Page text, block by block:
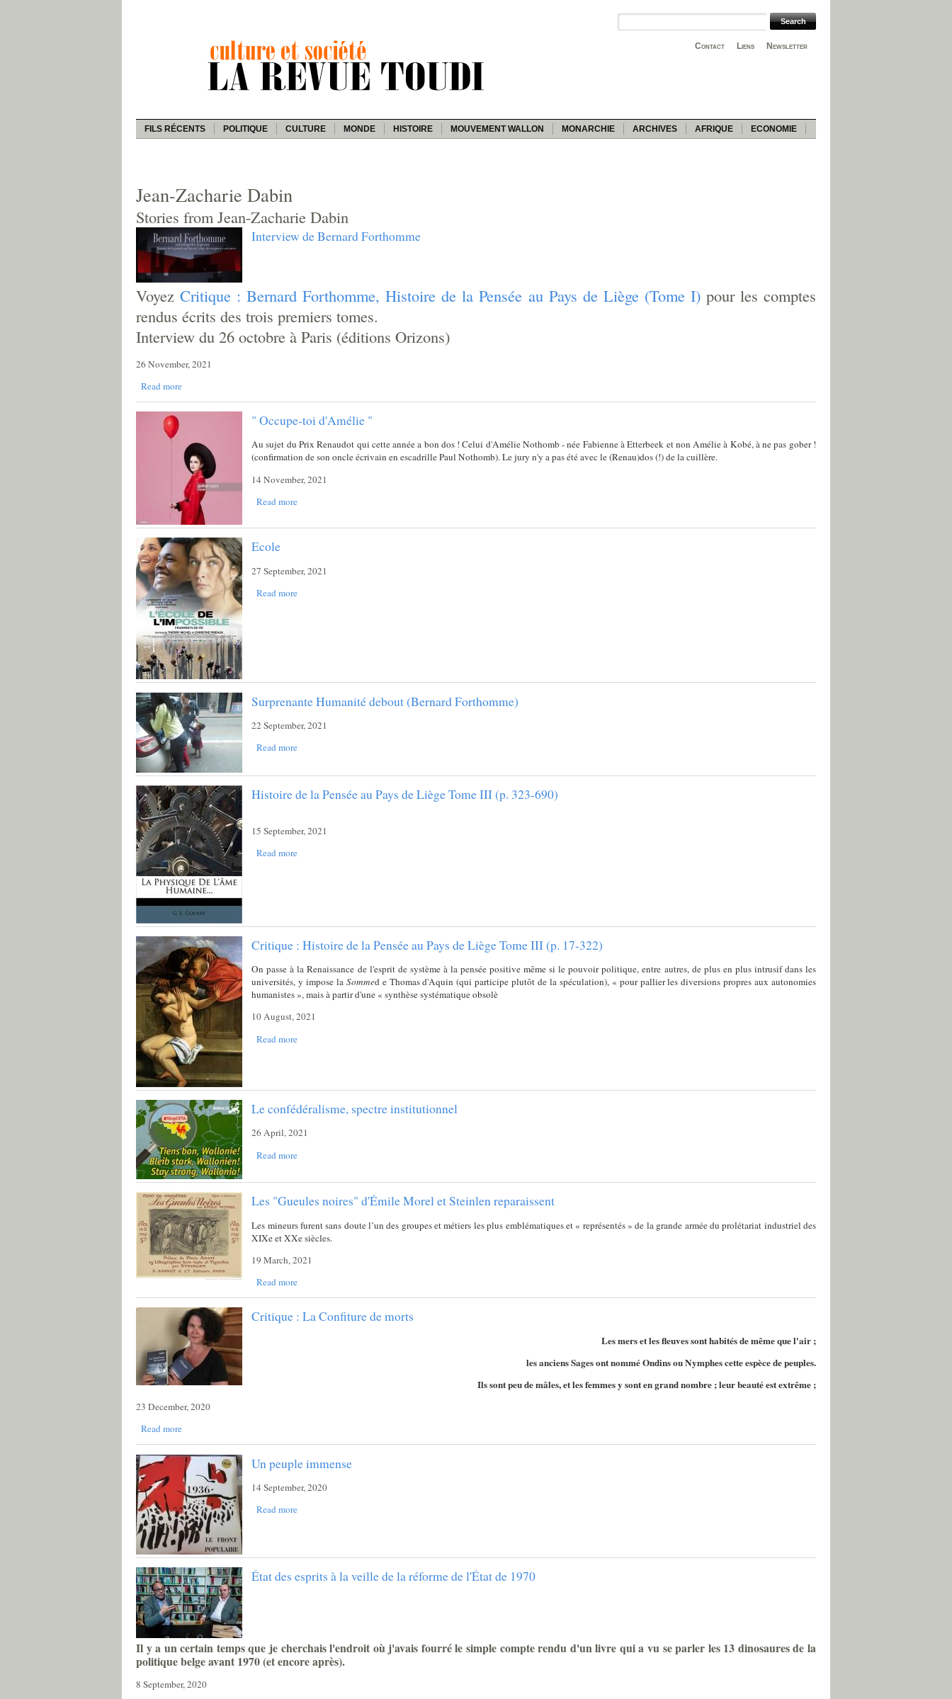
Newsletter
Liens
Contact
FILS RÉCENTS POLITIQUE CULTURE MONDE HISTOIRE MOUVEMENT WALLON MONARCHIE ARCHIVES AFRIQUE ECONOMIE
Jean-Zacharie Dabin
Stories from Jean-Zacharie Dabin
Interview de Bernard Forthomme
VoyezCritique : Bernard Forthomme, Histoire de la Pensée au Pays de Liège (Tome I)pour les comptes
rendus écrits des trois premiers tomes.
Interview du 26 octobre à Paris (éditions Orizons)
26 November, 2021
Read more
" Occupe-toi d'Amélie "
Au sujet du Prix Renaudot qui cette année a bon dos ! Celui d'Amélie Nothomb - née Fabienne à Etterbeek et non Amélie à Kobé, à ne pas gober !
(confirmation de son oncle écrivain en escadrille Paul Nothomb). Le jury n'y a pas été avec le (Renau)dos (!) de la cuillère.
14 November, 2021
Read more
Ecole
27 September, 2021
Read more
Surprenante Humanité debout (Bernard Forthomme)
22 September, 2021
Read more
Histoire de la Pensée au Pays de Liège Tome III (p. 323-690)
15 September, 2021
Read more
Critique : Histoire de la Pensée au Pays de Liège Tome III (p. 17-322)
On passe à la Renaissance de l'esprit de système à la pensée positive même si le pouvoir politique, entre autres, de plus en plus intrusif dans les
universités, y impose la Sommed e Thomas d'Aquin (qui participe plutôt de la spéculation), « pour pallier les diversions propres aux autonomies
humanistes », mais à partir d'une « synthèse systématique obsolè
10 August, 2021
Read more
Le confédéralisme, spectre institutionnel
26 April, 2021
Read more
Les "Gueules noires" d'Émile Morel et Steinlen reparaissent
Les mineurs furent sans doute l’un des groupes et métiers les plus emblématiques et « représentés » de la grande armée du prolétariat industriel des
XIXe et XXe siècles.
19 March, 2021
Read more
Critique : La Confiture de morts
Les mers et les fleuves sont habités de même que l'air ;
les anciens Sages ont nommé Ondins ou Nymphes cette espèce de peuples.
Ils sont peu de mâles, et les femmesy sont en grand nombre ; leur beauté est extrême ;
23 December, 2020
Read more
Un peuple immense
14 September, 2020
Read more
État des esprits à la veille de la réforme de l'État de 1970
Il y a un certain temps que je cherchais l'endroit où j'avais fourré le simple compte rendu d'un livre qui a vu se parler les 13 dinosaures de la
politique belge avant 1970 (et encore après).
8 September, 2020